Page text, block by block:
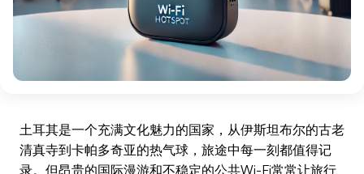
土耳其是一个充满文化魅力的国家，从伊斯坦布尔的古老
清真寺到卡帕多奇亚的热气球，旅途中每一刻都值得记
录。但昂贵的国际漫游和不稳定的公共Wi-Fi常常让旅行